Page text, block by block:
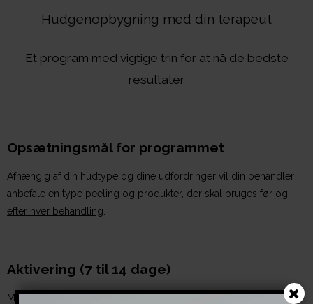
Hudgenopbygning med din terapeut
Et program med vigtige trin for at nå de bedste
resultater
Opsætningsmål for programmet
Afhængig af din hudtype og dine udfordringer vil din behandler
anbefale en type peeling og produkter, der skal bruges før og
efter hver behandling
Aktivering (7 til 14 dage)
Med en activator forberedes huden til din 1. peeling på klinikken,